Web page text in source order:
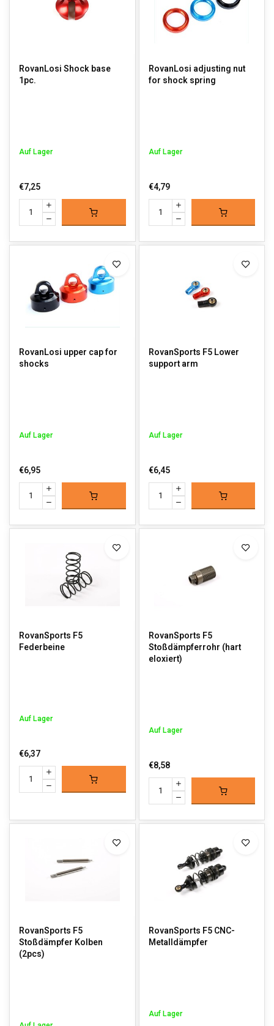
RovanLosi Shock base
1pc.
Auf Lager
€7,25
RovanLosi adjusting nut
for shock spring
Auf Lager
€4,79
RovanLosi upper cap for
shocks
Auf Lager
€6,95
RovanSports F5 Lower
support arm
Auf Lager
€6,45
RovanSports F5
Federbeine
Auf Lager
€6,37
RovanSports F5
Stoßdämpferrohr (hart
eloxiert)
Auf Lager
€8,58
RovanSports F5
Stoßdämpfer Kolben
(2pcs)
RovanSports F5 CNC-
Metalldämpfer
Auf Lager